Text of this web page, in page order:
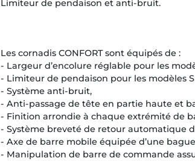
Limiteur de pendaison et anti-bruit.
Les cornadis CONFORT sont équipés de :
- Largeur d’encolure réglable pour les
- Limiteur de pendaison pour les modèles
- Système anti-bruit,
- Anti-passage de tête en partie haute et
- Finition arrondie à chaque extrémité de
- Système breveté de retour automatique
- Axe de barre mobile équipée d’une
- Manipulation de barre de commande